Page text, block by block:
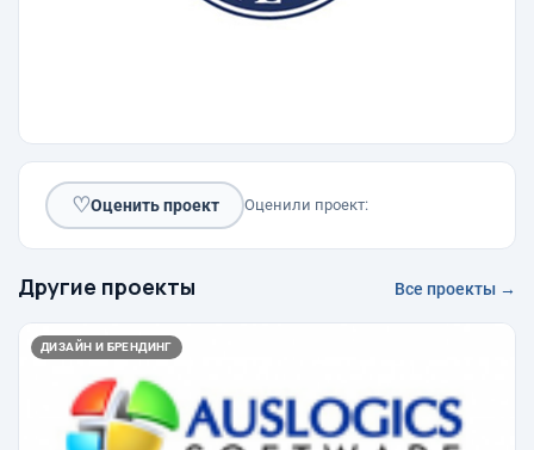
♡Оценить проект Оценили проект:
Другие проекты Все проекты →
ДИЗАЙН И БРЕНДИНГ